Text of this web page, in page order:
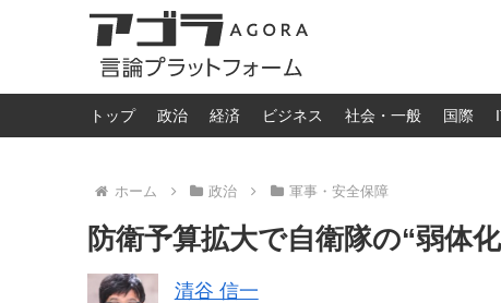
トップ 政治 経済 ビジネス 社会・一般 国際
ホーム 政治 軍事・安全保障
防衛予算拡大で自衛隊の“弱体
清谷 信一